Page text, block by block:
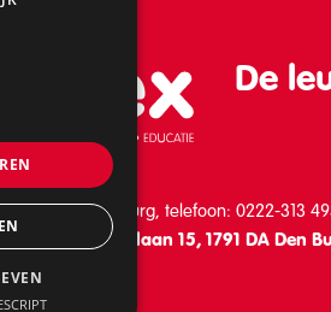
De
1791 BB Den Burg, telefoon: 0222-313
Keesomlaan 15, 1791 DA Den